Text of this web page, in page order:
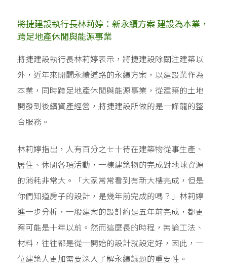
將捷建設執行長林莉婷：新永續方案 建設為本業，
跨足地產休閒與能源事業
將捷建設執行長林莉婷表示，將捷建設除關注建築以
外，近年來開闢永續道路的永續方案，以建設業作為
本業，同時跨足地產休閒與能源事業，從建築的土地
開發到後續資產經營，將捷建設所做的是一條龍的整
合服務。
林莉婷指出，人有百分之七十待在建築物從事生產、
居住、休閒各項活動，一棟建築物的完成對地球資源
的消耗非常大。「大家常常看到有新大樓完成，但是
你們知道房子的設計，是幾年前完成的嗎？」林莉婷
進一步分析，一般建案的設計約是五年前完成，都更
案可能是十年以前。然而這麼長的時程，無論工法、
材料，往往都是從一開始的設計就設定好，因此，一
位建築人更加需要深入了解永續議題的重要性。